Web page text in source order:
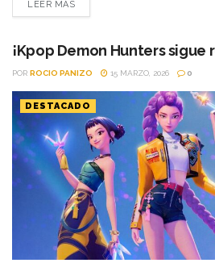
Algunos de ellos fueron: Javier
LEER MÁS
¡Kpop Demon Hunters
POR ROCIO PANIZO 15 MARZO, 2026 0
DESTACADO